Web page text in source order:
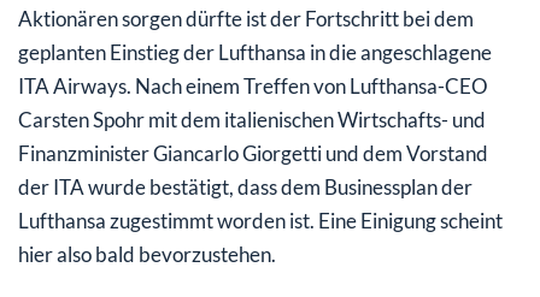
Aktionären sorgen dürfte ist der Fortschritt bei dem
geplanten Einstieg der Lufthansa in die angeschlagene
ITA Airways. Nach einem Treffen von Lufthansa-CEO
Carsten Spohr mit dem italienischen Wirtschafts- und
Finanzminister Giancarlo Giorgetti und dem Vorstand
der ITA wurde bestätigt, dass dem Businessplan der
Lufthansa zugestimmt worden ist. Eine Einigung scheint
hier also bald bevorzustehen.